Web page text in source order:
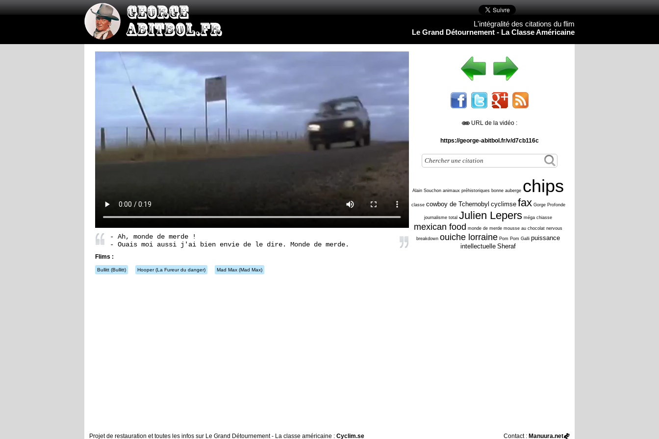
L'intégralité des citations du flim
Le Grand Détournement - La Classe Américaine
- Ah, monde de merde !
- Ouais moi aussi j'ai bien envie de le dire. Monde de merde.
Flims :
Bullitt (Bullitt) Hooper(La Fureur du danger) Mad Max (Mad Max)
URL de la vidéo :
https://george-abitbol.fr/v/d7cb116c
Alain Souchon animaux préhistoriques bonne auberge chips
classe cowboy de Tchernobyl cyclimse fax Gorge Profonde
journalisme total Julien Lepers méga chiasse
mexican food monde de merde mousse au chocolat nervous
breakdown ouiche lorraine Pom Pom Galli puissance
intellectuelle Sheraf
Projet de restauration et toutes les infos sur Le Grand Détournement - La classe américaine : Cyclim.se Contact : Manuura.net